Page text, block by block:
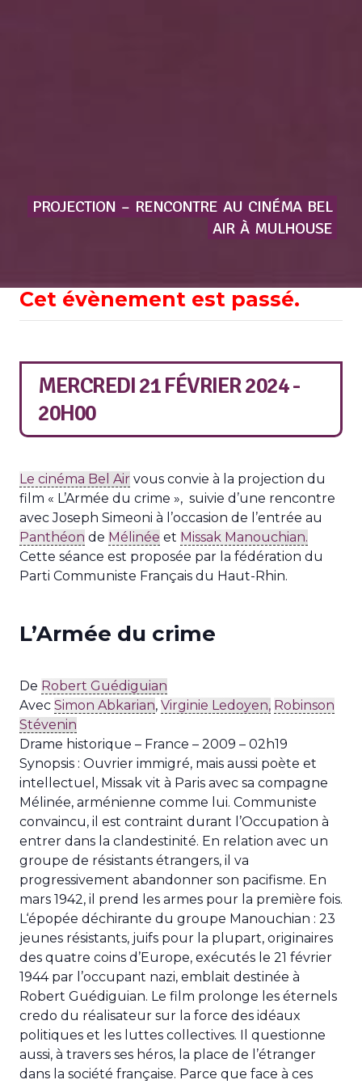
PROJECTION – RENCONTRE AU CINÉMA BEL
AIR À MULHOUSE
Cet évènement est passé.
MERCREDI 21 FÉVRIER 2024 -
20H00
Le cinéma Bel Air vous convie à la projection du
film « L’Armée du crime », suivie d’une rencontre
avec Joseph Simeoni à l’occasion de l’entrée au
Panthéon de Mélinée et Missak Manouchian.
Cette séance est proposée par la fédération du
Parti Communiste Français du Haut-Rhin.
L’Armée du crime
De Robert Guédiguian
Avec Simon Abkarian, Virginie Ledoyen, Robinson
Stévenin
Drame historique – France – 2009 – 02h19
Synopsis : Ouvrier immigré, mais aussi poète et
intellectuel, Missak vit à Paris avec sa compagne
Mélinée, arménienne comme lui. Communiste
convaincu, il est contraint durant l’Occupation à
entrer dans la clandestinité. En relation avec un
groupe de résistants étrangers, il va
progressivement abandonner son pacifisme. En
mars 1942, il prend les armes pour la première fois.
L‘épopée déchirante du groupe Manouchian : 23
jeunes résistants, juifs pour la plupart, originaires
des quatre coins d’Europe, exécutés le 21 février
1944 par l’occupant nazi, emblait destinée à
Robert Guédiguian. Le film prolonge les éternels
credo du réalisateur sur la force des idéaux
politiques et les luttes collectives. Il questionne
aussi, à travers ses héros, la place de l’étranger
dans la société française. Parce que face à ces